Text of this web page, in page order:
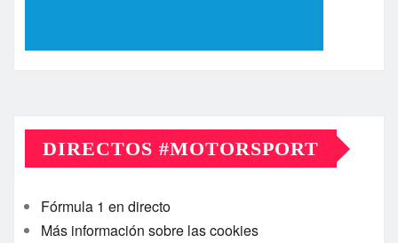
DIRECTOS #MOTORSPORT
Fórmula 1 en directo
Más información sobre las cookies